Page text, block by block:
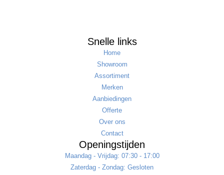
Snelle links
Home
Showroom
Assortiment
Merken
Aanbiedingen
Offerte
Over ons
Contact
Openingstijden
Maandag - Vrijdag: 07:30 - 17:00
Zaterdag - Zondag: Gesloten